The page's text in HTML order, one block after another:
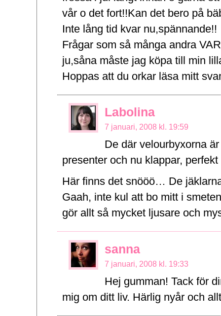
vår o det fort!!Kan det bero på
Inte lång tid kvar nu,spännande!!
Frågar som så många andra
ju,såna måste jag köpa till min
Hoppas att du orkar läsa mitt
Labolina
7 januari, 2008 kl. 19:59
De där velourbyxorna
presenter och nu klappar,
Här finns det snööö… De
Gaah, inte kul att bo mitt i
gör allt så mycket ljusare och
sanna
7 januari, 2008 kl. 19:33
Hej gumman! Tack för
mig om ditt liv. Härlig nyår och